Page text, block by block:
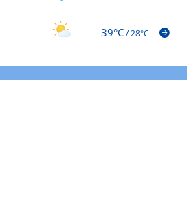
39°C/28°C